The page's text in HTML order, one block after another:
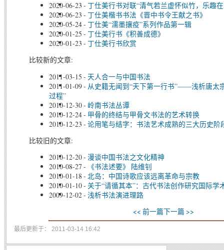
2020-06-23 - 丁仕美行书对联“清气若兰虚怀似竹，乐趣
2020-06-23 - 丁仕美楷书书法《晋中书令王献之书》
2020-05-24- 丁仕美“濡墨攘疫”系列作品第一辑
2020-01-25 - 丁仕美行书《积善成德》
2020-01-23 - 丁仕美行书欣赏
比较新的文章:
2011-03-15 - 天人合一与中国书法
2011-01-09- 从史籍无闻到“天下第一行书”——浅析唐太
过程”
2010-12-30- 岭南书法丛谭
2010-12-24- 甲骨的终结与甲骨文书法的艺术转换
2010-12-23 - 论用笔与结字：书法艺术成熟的三大历史阶
比较旧的文章:
2010-12-20- 漫谈中国书法之文化精神
2010-08-27 - 《书法述要》 陆维钊
2010-01-18 - 北岛：中国诗歌应该远离革命与宗教
2010-01-10- 关于“请循其本”：古代书法创作研究国际学
2009-12-02- 浅析书法演进理路
<< 前一篇下一篇 >>
最后更新于： 2011-03-14 16:42